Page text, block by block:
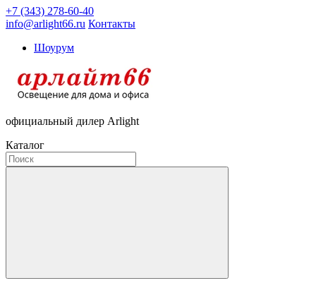
+7 (343) 278-60-40
info@arlight66.ru Контакты
Шоурум
официальный дилер Arlight
Каталог